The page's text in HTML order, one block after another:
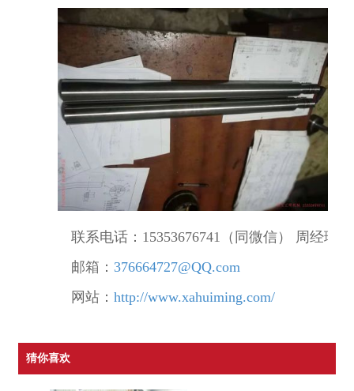
联系电话：15353676741（同微信） 周经理
邮箱： 376664727@QQ.com
网站： http://www.xahuiming.com/
猜你喜欢